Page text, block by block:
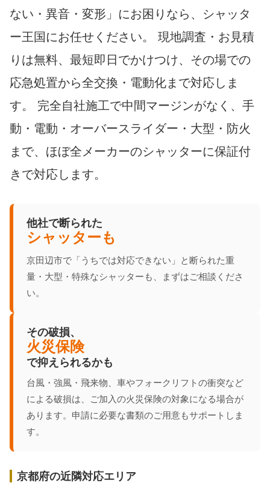
ない・異音・変形」にお困りなら、シャッタ
ー王国にお任せください。 現地調査・お見積
りは無料、最短即日でかけつけ、その場での
応急処置から全交換・電動化まで対応しま
す。 完全自社施工で中間マージンがなく、手
動・電動・オーバースライダー・大型・防火
まで、ほぼ全メーカーのシャッターに保証付
きで対応します。
他社で断られた
シャッターも
京田辺市で「うちでは対応できない」と断られた重
量・大型・特殊なシャッターも、まずはご相談くださ
い。
その破損、
火災保険
で抑えられるかも
台風・強風・飛来物、車やフォークリフトの衝突など
による破損は、ご加入の火災保険の対象になる場合が
あります。申請に必要な書類のご用意もサポートしま
す。
京都府の近隣対応エリア